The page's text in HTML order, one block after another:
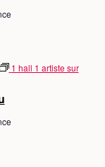
1 hall 1 artiste sur